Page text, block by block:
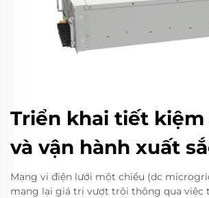
Triển khai tiết
và vận hành xuất
Mạng vi điện lưới một chiều (dc
mang lại giá trị vượt trội thông qua việc